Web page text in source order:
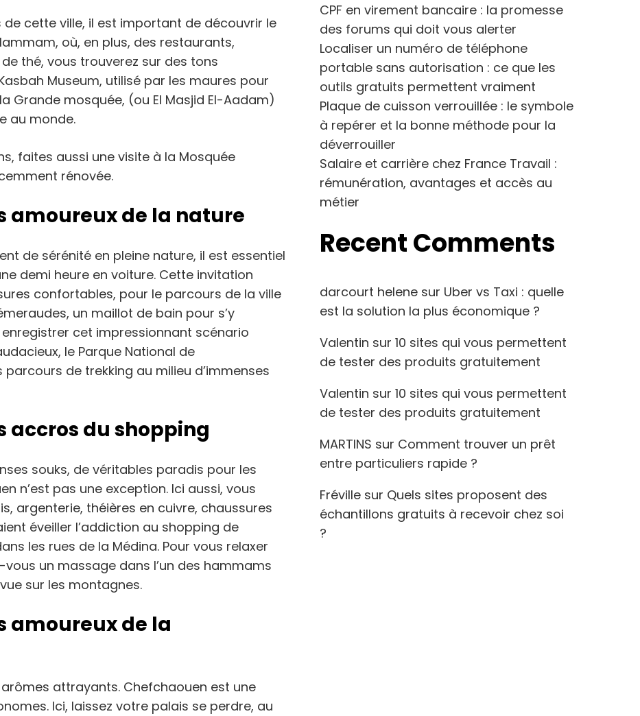
cette ville, il est important de découvrir le
où, en plus, des restaurants,
thé, vous trouverez sur des tons
Museum, utilisé par les maures pour
Grande mosquée, (ou El Masjid El-Aadam)
au monde.
faites aussi une visite à la Mosquée
rénovée.
amoureux de la nature
de sérénité en pleine nature, il est essentiel
demi heure en voiture. Cette invitation
confortables, pour le parcours de la ville
un maillot de bain pour s’y
cet impressionnant scénario
le Parque National de
de trekking au milieu d’immenses
accros du shopping
souks, de véritables paradis pour les
n’est pas une exception. Ici aussi, vous
argenterie, théières en cuivre, chaussures
éveiller l’addiction au shopping de
les rues de la Médina. Pour vous relaxer
un massage dans l’un des hammams
sur les montagnes.
amoureux de la
attrayants. Chefchaouen est une
Ici, laissez votre palais se perdre, au
CPF en virement bancaire : la promesse
des forums qui doit vous alerter
Localiser un numéro de téléphone
portable sans autorisation : ce que les
outils gratuits permettent vraiment
Plaque de cuisson verrouillée : le symbole
à repérer et la bonne méthode pour la
déverrouiller
Salaire et carrière chez France Travail :
rémunération, avantages et accès au
métier
Recent Comments
darcourt helene sur Uber vs Taxi : quelle
est la solution la plus économique ?
Valentin sur 10 sites qui vous permettent
de tester des produits gratuitement
Valentin sur 10 sites qui vous permettent
de tester des produits gratuitement
MARTINS sur Comment trouver un prêt
entre particuliers rapide ?
Fréville sur Quels sites proposent des
échantillons gratuits à recevoir chez soi
?